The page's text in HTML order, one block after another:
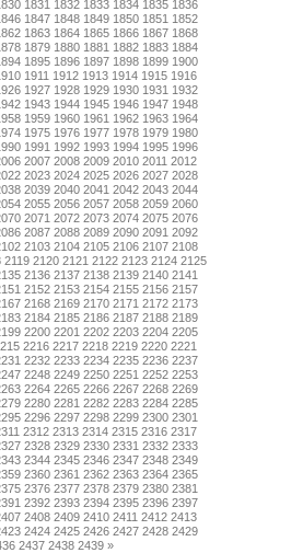
1831 1832 1833 1834 1835 1836
1847 1848 1849 1850 1851 1852
1863 1864 1865 1866 1867 1868
1879 1880 1881 1882 1883 1884
1895 1896 1897 1898 1899 1900
1911 1912 1913 1914 1915 1916
1927 1928 1929 1930 1931 1932
1943 1944 1945 1946 1947 1948
1959 1960 1961 1962 1963 1964
1975 1976 1977 1978 1979 1980
1991 1992 1993 1994 1995 1996
2007 2008 2009 2010 2011 2012
2023 2024 2025 2026 2027 2028
2039 2040 2041 2042 2043 2044
2055 2056 2057 2058 2059 2060
2071 2072 2073 2074 2075 2076
2087 2088 2089 2090 2091 2092
2103 2104 2105 2106 2107 2108
2119 2120 2121 2122 2123 2124 2125
2136 2137 2138 2139 2140 2141
2152 2153 2154 2155 2156 2157
2168 2169 2170 2171 2172 2173
2184 2185 2186 2187 2188 2189
2200 2201 2202 2203 2204 2205
2216 2217 2218 2219 2220 2221
2232 2233 2234 2235 2236 2237
2248 2249 2250 2251 2252 2253
2264 2265 2266 2267 2268 2269
2280 2281 2282 2283 2284 2285
2296 2297 2298 2299 2300 2301
2312 2313 2314 2315 2316 2317
2328 2329 2330 2331 2332 2333
2344 2345 2346 2347 2348 2349
2360 2361 2362 2363 2364 2365
2376 2377 2378 2379 2380 2381
2392 2393 2394 2395 2396 2397
2408 2409 2410 2411 2412 2413
2424 2425 2426 2427 2428 2429
2437 2438 2439 »